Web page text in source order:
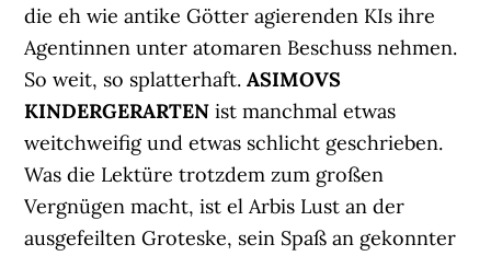
die eh wie antike Götter agierenden KIs ihre
Agentinnen unter atomaren Beschuss nehmen.
So weit, so splatterhaft.ASIMOVS
KINDERGERARTENist manchmal etwas
weitchweifig und etwas schlicht geschrieben.
Was die Lektüre trotzdem zum großen
Vergnügen macht, ist el Arbis Lust an der
ausgefeilten Groteske, sein Spaß an gekonnter